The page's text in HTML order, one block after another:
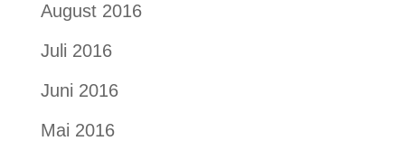
August 2016
Juli 2016
Juni 2016
Mai 2016